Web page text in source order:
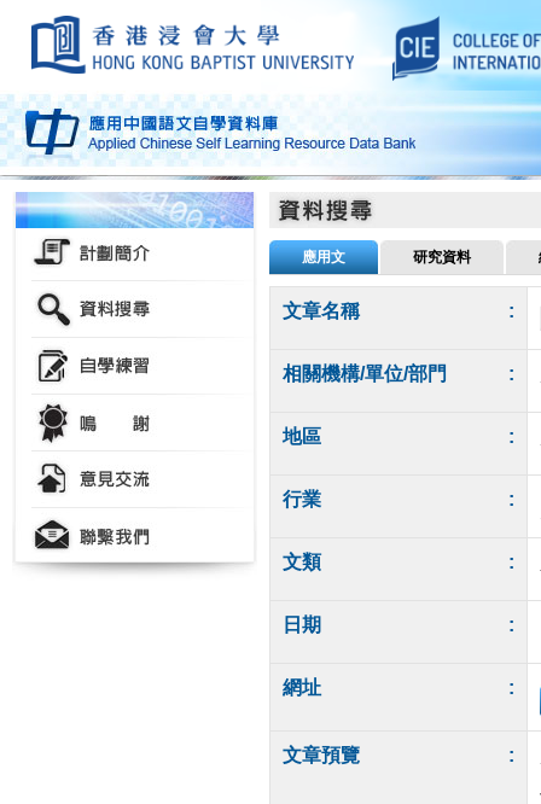
應用文 研究資料
文章名稱 :
相關機構/單位/部門 :
地區 :
行業 :
文類 :
日期 :
網址 :
文章預覽 :